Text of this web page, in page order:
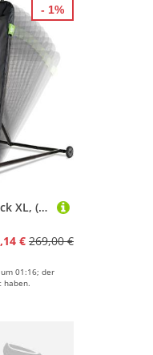
EXIT Rebounder Kickback XL, (1-St), BxH: 164x164 cm, ab 3 Jahren
€ 269,00 €
01:16; der
haben.
- 1%